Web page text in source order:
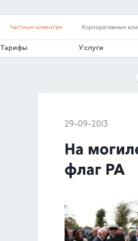
Частным клиентам Корпоративным
Тарифы Услуги
29-09-2013
На
флаг РА